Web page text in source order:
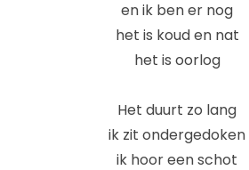
en ik ben er nog
het is koud en nat
het is oorlog
Het duurt zo lang
ik zit ondergedoken
ik hoor een schot